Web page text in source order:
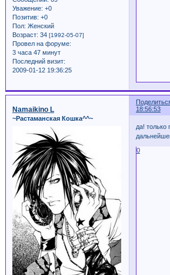
Уважение: +0
Позитив: +0
Пол: Женский
Возраст: 34 [1992-05-07]
Провел на форуме:
3 часа 47 минут
Последний визит:
2009-01-12 19:36:25
18:56:53
Namaikino L
~Растаманская Кошка^^~
да! только
0